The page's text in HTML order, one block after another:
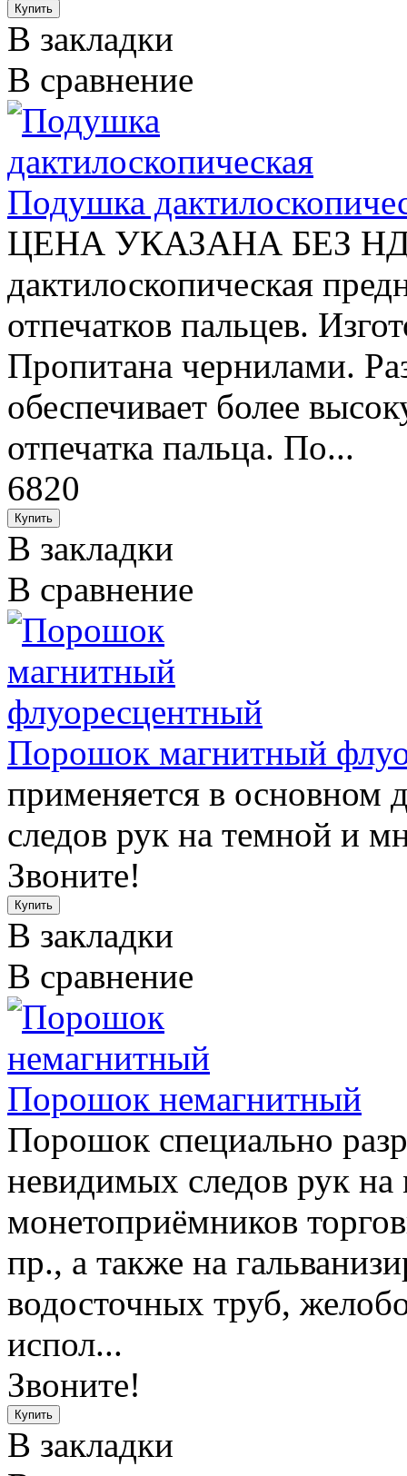
В закладки
В сравнение
Подушка
ЦЕНА УКАЗАНА БЕЗ
дактилоскопическая
отпечатков пальцев.
Пропитана чернилами.
обеспечивает более
отпечатка пальца. По...
6820
В закладки
В сравнение
Порошок магнитный
применяется в основном
следов рук на темной и
Звоните!
В закладки
В сравнение
Порошок немагнитный
Порошок специально
невидимых следов рук на
монетоприёмников
пр., а также на
водосточных труб,
испол...
Звоните!
В закладки